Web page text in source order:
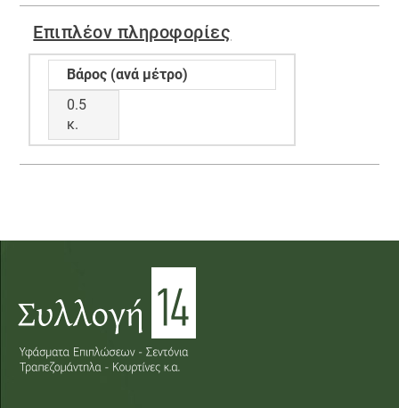
Επιπλέον πληροφορίες
Βάρος (ανά μέτρο)
0.5
κ.